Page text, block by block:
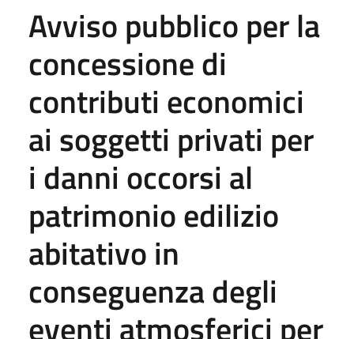
Avviso pubblico per la
concessione di
contributi economici
ai soggetti privati per
i danni occorsi al
patrimonio edilizio
abitativo in
conseguenza degli
eventi atmosferici per